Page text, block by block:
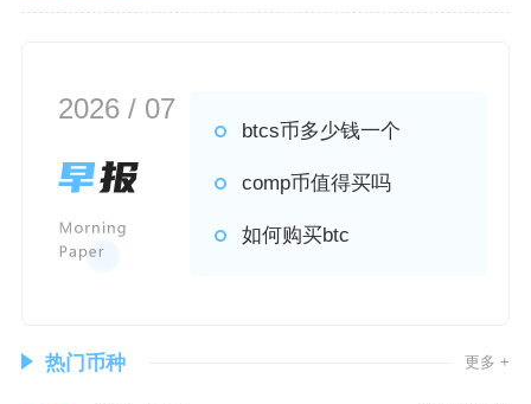
认证、法币入金买稳定币，
2026 / 07
btcs币多少钱一个
comp币值得买吗
如何购买btc
热门币种 更多 +